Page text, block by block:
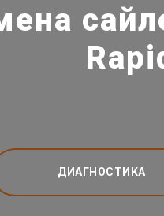
ДИАГНОСТИКА